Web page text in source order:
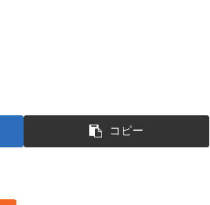
コピー